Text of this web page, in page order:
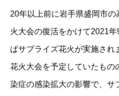
20年以上前に岩手県盛岡市
火大会の復活をかけて2021
ぱサプライズ花火が実施され
花火大会を予定していたもの
染症の感染拡大の影響で、サ